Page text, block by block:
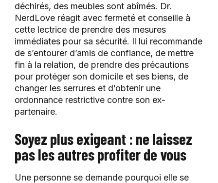
déchirés, des meubles sont abîmés. Dr.
NerdLove réagit avec fermeté et conseille à
cette lectrice de prendre des mesures
immédiates pour sa sécurité. Il lui recommande
de s’entourer d’amis de confiance, de mettre
fin à la relation, de prendre des précautions
pour protéger son domicile et ses biens, de
changer les serrures et d’obtenir une
ordonnance restrictive contre son ex-
partenaire.
Soyez plus exigeant : ne laissez
pas les autres profiter de vous
Une personne se demande pourquoi elle se